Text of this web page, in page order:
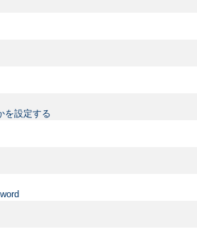
を設定する